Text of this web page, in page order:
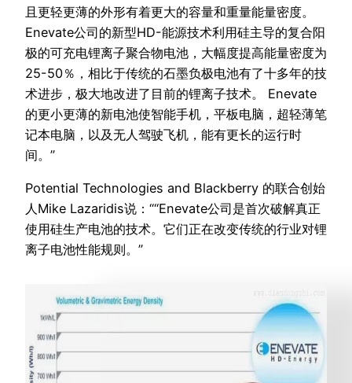
且更轻更薄的外形有着更大的容量和重量能量密度。
Enevate公司的新型HD-能源技术利用硅主导的复合阳
极的可充电锂离子聚合物电池，大幅度提高能量密度为
25-50％，相比于传统的石墨负极电池有了十多年的技
术进步，极大地改进了目前的锂离子技术。 Enevate
的更小更薄的新电池使智能手机，平板电脑，超轻薄笔
记本电脑，以及无人驾驶飞机，能有更长的运行时
间。”
Potential Technologies and Blackberry 的联合创始
人Mike Lazaridis说：““Enevate公司是首次破解真正
使用硅生产电池的技术。它们正在改变传统的行业对锂
离子电池性能规则。”